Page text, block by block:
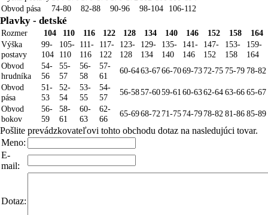
Obvod pása
74-80 82-88 90-96 98-104 106-112
Plavky - detské
Rozmer 104 110 116 122 128 134 140 146 152 158
164
Výška
postavy
99-
104
105-
110
111-
116
117-
122
123-
128
129-
134
135-
140
141-
146
147-
152
153-
158
159-
164
Obvod
hrudníka
54-
56
55-
57
56-
58
57-
61
60-6463-6766-7069-7372-75 75-79 78-82
Obvod
pása
51-
53
52-
54
53-
55
54-
57
56-5857-6059-61 60-6362-6463-6665-67
Obvod
bokov
56-
59
58-
61
60-
63
62-
66
65-6968-72 71-7574-7978-82 81-8685-89
Pošlite prevádzkovateľovi tohto obchodu dotaz na nasledujúci tovar.
Meno:
E-
mail:
Dotaz: